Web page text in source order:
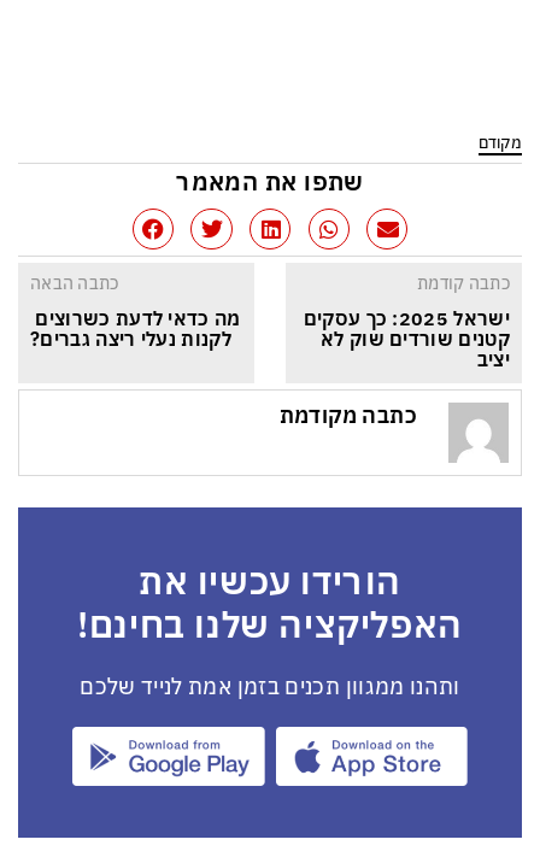
מקודם
שתפו את המאמר
כתבה קודמת
ישראל 2025: כך עסקים
קטנים שורדים שוק לא
יציב
כתבה הבאה
מה כדאי לדעת כשרוצים
לקנות נעלי ריצה גברים?
כתבה מקודמת
הורידו עכשיו את
האפליקציה שלנו בחינם!
ותהנו ממגוון תכנים בזמן אמת לנייד שלכם